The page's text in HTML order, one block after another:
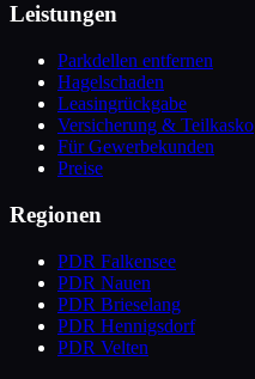
Leistungen
Parkdellen entfernen
Hagelschaden
Leasingrückgabe
Versicherung & Teilkasko
Für Gewerbekunden
Preise
Regionen
PDR Falkensee
PDR Nauen
PDR Brieselang
PDR Hennigsdorf
PDR Velten